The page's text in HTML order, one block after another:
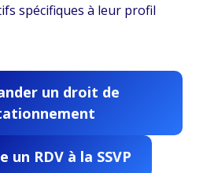
spécifiques à leur profil
un droit de
un RDV à la SSVP